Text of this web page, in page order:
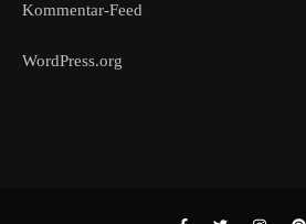
Kommentar-Feed
WordPress.org